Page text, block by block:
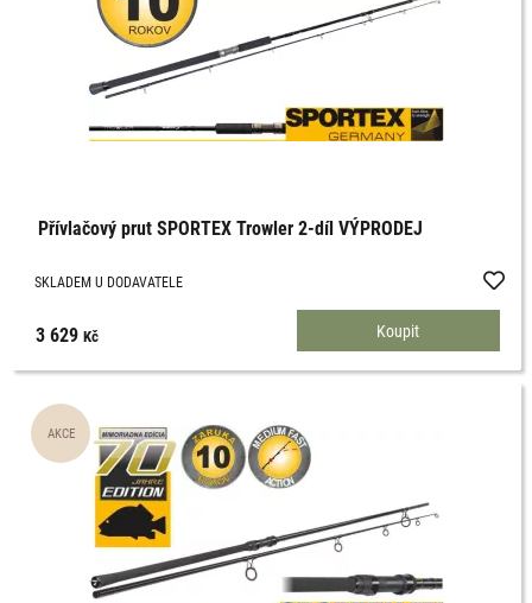
Přívlačový prut SPORTEX Trowler 2-díl VÝPRODEJ
SKLADEM U DODAVATELE
3 629Kč